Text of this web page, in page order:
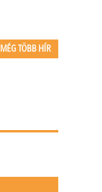
MÉG TÖBB HÍR